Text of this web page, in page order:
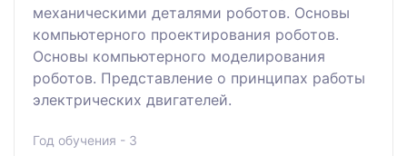
механическими деталями роботов. Основы
компьютерного проектирования роботов.
Основы компьютерного моделирования
роботов. Представление о принципах работы
электрических двигателей.
Год обучения - 3